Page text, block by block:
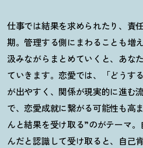
仕事では結果を求められたり、責
期。管理する側にまわることも増
汲みながらまとめていくと、あな
ていきます。恋愛では、「どうす
が出やすく、関係が現実的に進む
で、恋愛成就に繋がる可能性も高
んと結果を受け取る”のがテーマ
んだと認識して受け取ると、自己